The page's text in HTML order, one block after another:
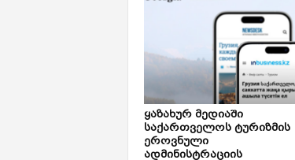
ყაზახურ მედიაში
საქართველოს ტურიზმის
ეროვნული
ადმინისტრაციის